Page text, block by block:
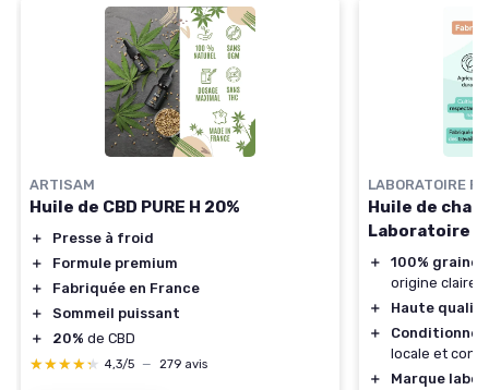
ARTISAM
Huile de CBD PURE H 20%
＋
Presse à froid
＋
Formule premium
＋
Fabriquée en France
＋
Sommeil puissant
＋
20% de CBD
★★★★★
★★★★★ 4,3/5 — 279 avis
LABORATOIRE
Huile de
Laboratoire
＋
100%
origine claire
＋
Haute qualité
＋
Conditionné
locale et
＋
Marque